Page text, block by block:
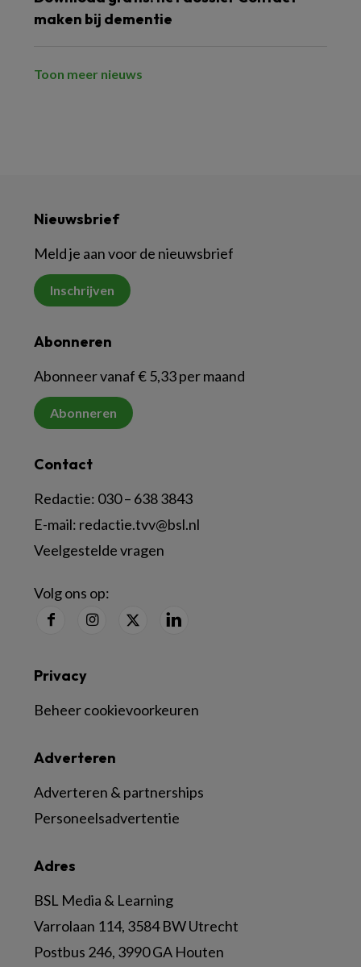
maken bij dementie
Toon meer nieuws
Nieuwsbrief
Meld je aan voor de nieuwsbrief
Inschrijven
Abonneren
Abonneer vanaf € 5,33 per maand
Abonneren
Contact
Redactie: 030 – 638 3843
E-mail: redactie.tvv@bsl.nl
Veelgestelde vragen
Volg ons op:
Adres
BSL Media & Learning
Varrolaan 114, 3584 BW Utrecht
Postbus 246, 3990 GA Houten
Adverteren
Adverteren & partnerships
Personeelsadvertentie
Privacy
Beheer cookievoorkeuren